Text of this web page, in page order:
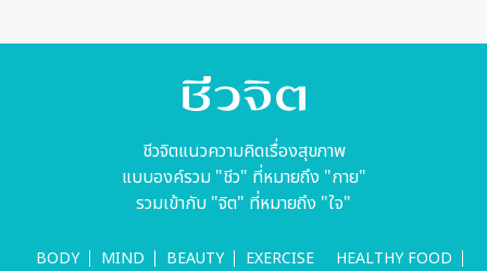
ชีวจิตแนวความคิดเรื่องสุขภาพ
แบบองค์รวม "ชีว" ที่หมายถึง "กาย"
รวมเข้ากับ "จิต" ที่หมายถึง "ใจ"
BODY MIND BEAUTY EXERCISE
HEALTHY FOOD